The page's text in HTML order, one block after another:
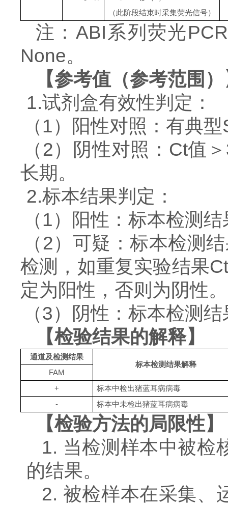
（此阶段结束时采集荧光信号）
注： ABI系列荧光
None。
【参考值（参考范围
1.试剂盒有效性判定：
（1） 阳性对照：有典型
（2） 阴性对照： Ct值
长期。
2.标本结果判定：
（1）
阳性：标本检测结
（2）可疑：标本检测
检测，如重复实验结果
定为阳性，否则为阴性。
（3）阴性：标本检测
【检验结果的解释】
通道及检测结果
标本检测结果解释
FAM
+
标本中检出猪蓝耳病病毒
-
标本中未检出猪蓝耳病病毒
【检验方法的局限性】
1. 当检测样本中被检
的结果。
2. 被检样本在采集、